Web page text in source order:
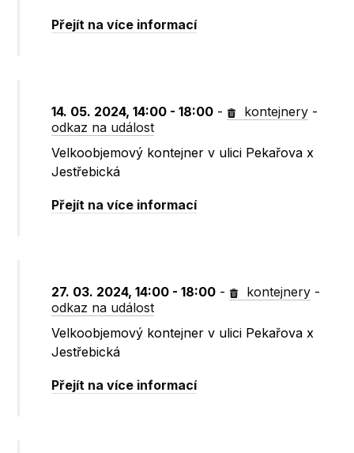
Přejít na více informací
14. 05. 2024, 14:00 - 18:00 - kontejnery -
odkaz na událost
Velkoobjemový kontejner v ulici Pekařova x
Jestřebická
Přejít na více informací
27. 03. 2024, 14:00 - 18:00 - kontejnery -
odkaz na událost
Velkoobjemový kontejner v ulici Pekařova x
Jestřebická
Přejít na více informací